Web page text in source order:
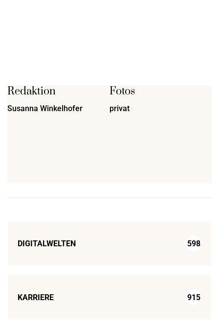
Redaktion
Susanna Winkelhofer
Fotos
privat
DIGITALWELTEN 598
KARRIERE 915